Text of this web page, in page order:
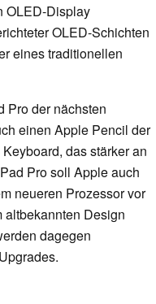
OLED-Display
OLED-Schichten
eines traditionellen
Pro der nächsten
einen Apple Pencil der
das stärker an
Pro soll Apple auch
neueren Prozessor vor
altbekannten Design
dagegen